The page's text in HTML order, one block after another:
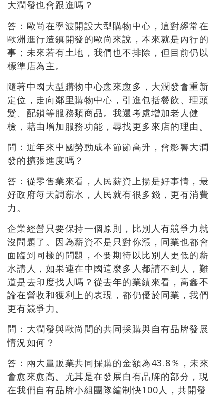
大潤發也會跟進嗎？
答：歐尚在寧波開設大型購物中心，這對經常在
歐洲進行造鎮開發的歐尚來說，本來就是內行的
事；未來若有土地，我們也不排除，但目前仍以
標準店為主。
隨著中國大型購物中心愈來愈多，大潤發會重新
定位，走向鄰里購物中心，引進包括餐飲、理頭
髮、配鎖等服務類商品。我還考慮增加老人健
檢，藉由增加服務功能，尋找更多來店的理由。
問：近年來中國勞動成本節節高升，會影響大潤
發的擴張進度嗎？
答：從零售業來看，人民薪資上揚是好事情，最
好政府每天調薪水，人民就有很多錢，更有消費
力。
企業經營只要保持一個原則，比別人有競爭力就
沒問題了。因為薪資不是只對你漲，同業也都會
面臨到同樣的問題，不要期待以比別人更低的薪
水請人，如果連在中國這麼多人都請不到人，難
道是去印度找人嗎？從去年的業績來看，高鑫不
論在營收和獲利上的表現，都仍優於同業，我們
更有競爭力。
問：大潤發與歐尚間的共同採購與自有品牌發展
情況如何？
答：兩大量販業共同採購的金額為43.8％，未來
會愈來愈高。尤其是在發展自有品牌的部分，現
在我們自有品牌小組團隊編制快100人，共開發